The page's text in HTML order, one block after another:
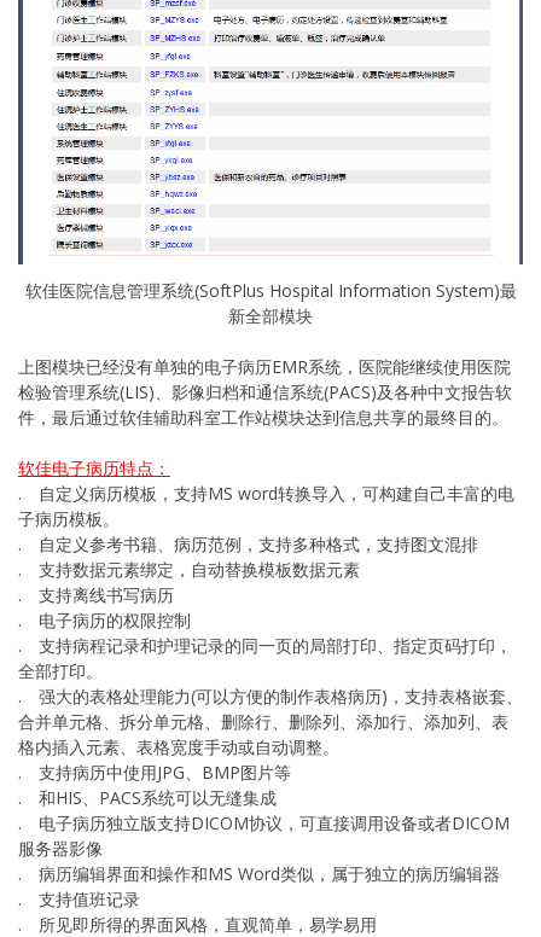
软佳医院信息管理系统(SoftPlus Hospital Information System)最
新全部模块
上图模块已经没有单独的电子病历EMR系统，医院能继续使用医院
检验管理系统(LIS)、影像归档和通信系统(PACS)及各种中文报告软
件，最后通过软佳辅助科室工作站模块达到信息共享的最终目的。
软佳电子病历特点：
. 自定义病历模板，支持MS word转换导入，可构建自己丰富的电
子病历模板。
. 自定义参考书籍、病历范例，支持多种格式，支持图文混排
. 支持数据元素绑定，自动替换模板数据元素
. 支持离线书写病历
. 电子病历的权限控制
. 支持病程记录和护理记录的同一页的局部打印、指定页码打印，
全部打印。
. 强大的表格处理能力(可以方便的制作表格病历)，支持表格嵌套、
合并单元格、拆分单元格、删除行、删除列、添加行、添加列、表
格内插入元素、表格宽度手动或自动调整。
. 支持病历中使用JPG、BMP图片等
. 和HIS、PACS系统可以无缝集成
. 电子病历独立版支持DICOM协议，可直接调用设备或者DICOM
服务器影像
. 病历编辑界面和操作和MS Word类似，属于独立的病历编辑器
. 支持值班记录
. 所见即所得的界面风格，直观简单，易学易用